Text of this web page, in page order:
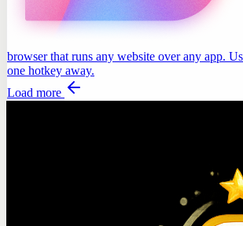
browser that runs any website over any app.
one hotkey away.
Load more